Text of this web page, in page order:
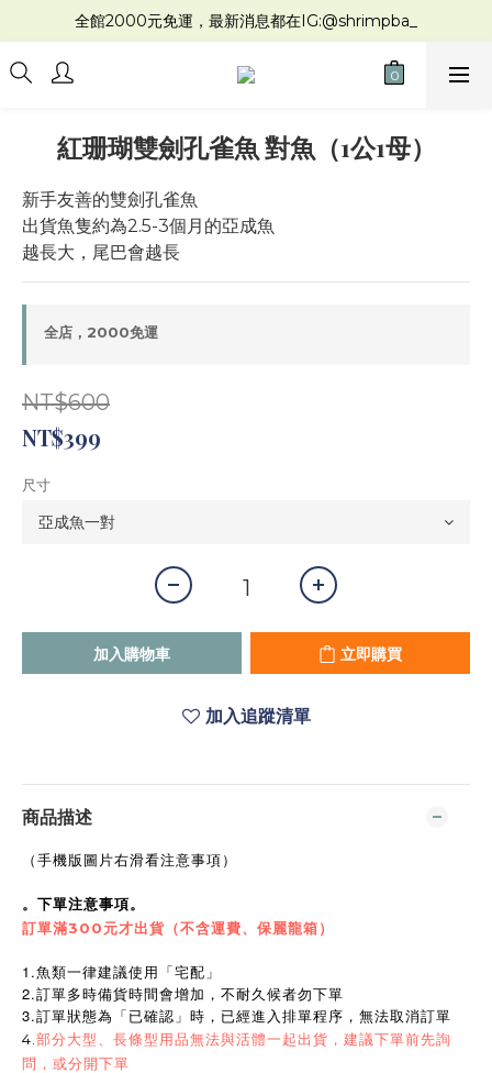
全館2000元免運，最新消息都在IG:@shrimpba_
紅珊瑚雙劍孔雀魚 對魚（1公1母）
新手友善的雙劍孔雀魚
出貨魚隻約為2.5-3個月的亞成魚
越長大，尾巴會越長
全店，2000免運
NT$600
NT$399
尺寸
加入購物車 立即購買
加入追蹤清單
商品描述
（手機版圖片右滑看注意事項）
。下單注意事項。
訂單滿300元才出貨（不含運費、保麗龍箱）
1.魚類一律建議使用「宅配」
2.訂單多時備貨時間會增加，不耐久候者勿下單
3.訂單狀態為「已確認」時，已經進入排單程序，無法取消訂單
4. 部分大型、長條型用品無法與活體一起出貨，建議下單前先詢
問，或分開下單